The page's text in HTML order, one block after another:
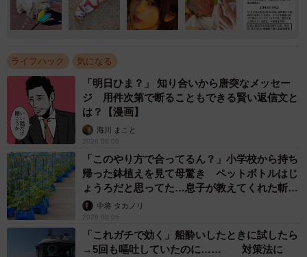
ライフハック 気になる
「明日ひま？」 知り合いから唐突なメッセー
ジ 用件次第で断ることもできる賢い返信文と
は？【漫画】
海川 まこと
2026.08.06
「このやり方で合ってるん？」小学校から持ち
帰った鉢植えを見て母驚き ペットボトルはじ
ょうろだと思ってた…息子が教えてくれた斬新
な水やりとは
中将 タカノリ
2026.08.05
「これガチで効く」船酔いしたときに試したら
→5回も嘔吐していたのに…… 対策法に